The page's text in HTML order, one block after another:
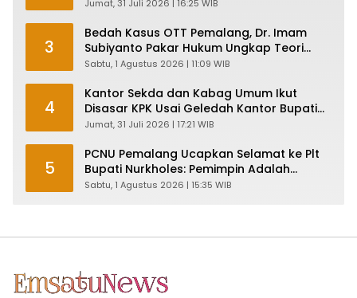
Jumat, 31 Juli 2026 | 16:25 WIB
3
Bedah Kasus OTT Pemalang, Dr. Imam
Subiyanto Pakar Hukum Ungkap Teori
Penyertaan KPK
Sabtu, 1 Agustus 2026 | 11:09 WIB
4
Kantor Sekda dan Kabag Umum Ikut
Disasar KPK Usai Geledah Kantor Bupati
Pemalang
Jumat, 31 Juli 2026 | 17:21 WIB
5
PCNU Pemalang Ucapkan Selamat ke Plt
Bupati Nurkholes: Pemimpin Adalah
Pelayan Rakyat!
Sabtu, 1 Agustus 2026 | 15:35 WIB